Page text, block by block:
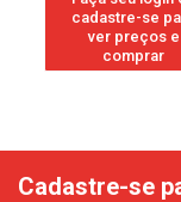
cadastre-se
ver preços e
comprar
Cadastre-se